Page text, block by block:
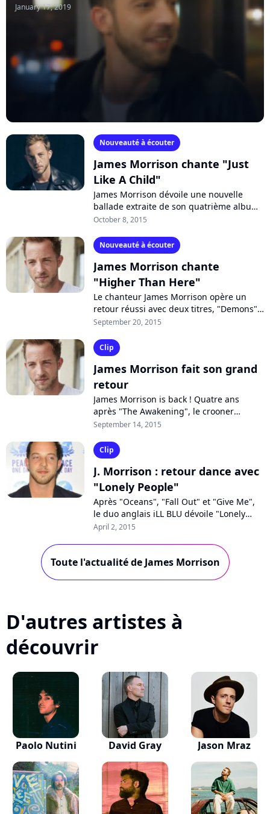
January 17, 2019
Nouveauté à écouter
James Morrison chante "Just
Like A Child"
James Morrison dévoile une nouvelle
ballade extraite de son quatrième album
"Higher Than Here", à paraître le 30
October 8, 2015
Nouveauté à écouter
James Morrison chante
"Higher Than Here"
Le chanteur James Morrison opère un
retour réussi avec deux titres, "Demons"
et "Higher Than Here", qui donne son
September 20, 2015
Clip
James Morrison fait son grand
retour
James Morrison is back ! Quatre ans
après "The Awakening", le crooner
anglais annonce l'arrivée dans les bacs
Here"...
September 14, 2015
Clip
J. Morrison : retour dance avec
"Lonely People"
Après "Oceans", "Fall Out" et "Give Me",
le duo anglais iLL BLU dévoile "Lonely
People". C'est le nouveau single qu'il a
April 2, 2015
Toute l'actualité de James Morrison
D'autres artistes à
découvrir
Paolo Nutini David Gray Jason Mraz